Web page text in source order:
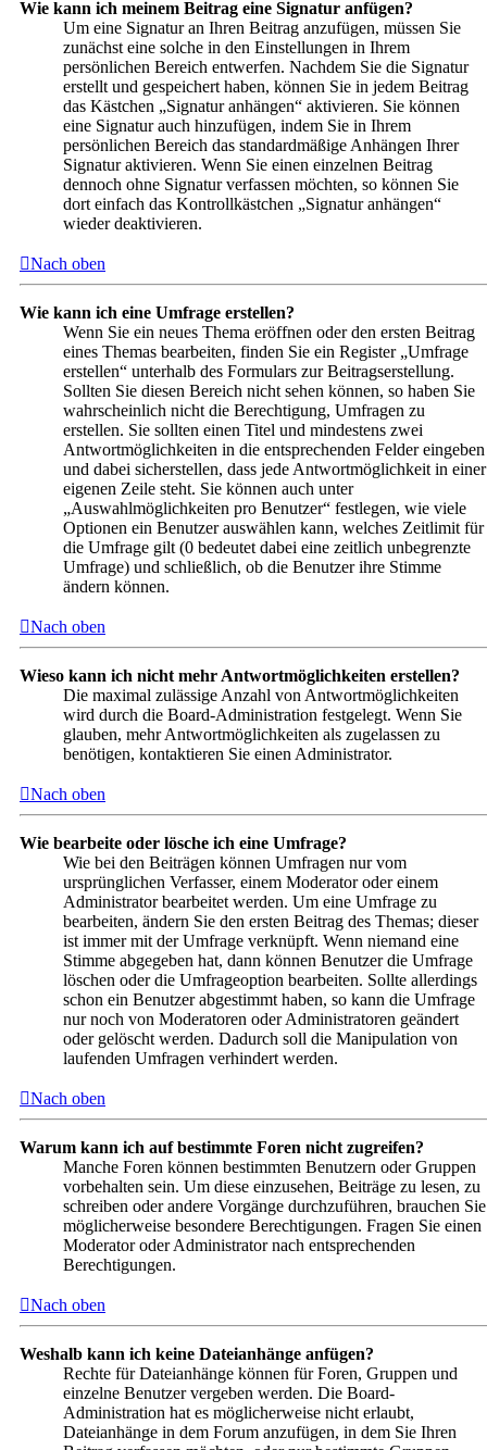
Wie kann ich meinem Beitrag eine Signatur anfügen?
Um eine Signatur an Ihren Beitrag anzufügen, müssen Sie
zunächst eine solche in den Einstellungen in Ihrem
persönlichen Bereich entwerfen. Nachdem Sie die Signatur
erstellt und gespeichert haben, können Sie in jedem Beitrag
das Kästchen „Signatur anhängen“ aktivieren. Sie können
eine Signatur auch hinzufügen, indem Sie in Ihrem
persönlichen Bereich das standardmäßige Anhängen Ihrer
Signatur aktivieren. Wenn Sie einen einzelnen Beitrag
dennoch ohne Signatur verfassen möchten, so können Sie
dort einfach das Kontrollkästchen „Signatur anhängen“
wieder deaktivieren.
Nach oben
Wie kann ich eine Umfrage erstellen?
Wenn Sie ein neues Thema eröffnen oder den ersten Beitrag
eines Themas bearbeiten, finden Sie ein Register „Umfrage
erstellen“ unterhalb des Formulars zur Beitragserstellung.
Sollten Sie diesen Bereich nicht sehen können, so haben Sie
wahrscheinlich nicht die Berechtigung, Umfragen zu
erstellen. Sie sollten einen Titel und mindestens zwei
Antwortmöglichkeiten in die entsprechenden Felder eingeben
und dabei sicherstellen, dass jede Antwortmöglichkeit in einer
eigenen Zeile steht. Sie können auch unter
„Auswahlmöglichkeiten pro Benutzer“ festlegen, wie viele
Optionen ein Benutzer auswählen kann, welches Zeitlimit für
die Umfrage gilt (0 bedeutet dabei eine zeitlich unbegrenzte
Umfrage) und schließlich, ob die Benutzer ihre Stimme
ändern können.
Nach oben
Wieso kann ich nicht mehr Antwortmöglichkeiten erstellen?
Die maximal zulässige Anzahl von Antwortmöglichkeiten
wird durch die Board-Administration festgelegt. Wenn Sie
glauben, mehr Antwortmöglichkeiten als zugelassen zu
benötigen, kontaktieren Sie einen Administrator.
Nach oben
Wie bearbeite oder lösche ich eine Umfrage?
Wie bei den Beiträgen können Umfragen nur vom
ursprünglichen Verfasser, einem Moderator oder einem
Administrator bearbeitet werden. Um eine Umfrage zu
bearbeiten, ändern Sie den ersten Beitrag des Themas; dieser
ist immer mit der Umfrage verknüpft. Wenn niemand eine
Stimme abgegeben hat, dann können Benutzer die Umfrage
löschen oder die Umfrageoption bearbeiten. Sollte allerdings
schon ein Benutzer abgestimmt haben, so kann die Umfrage
nur noch von Moderatoren oder Administratoren geändert
oder gelöscht werden. Dadurch soll die Manipulation von
laufenden Umfragen verhindert werden.
Nach oben
Warum kann ich auf bestimmte Foren nicht zugreifen?
Manche Foren können bestimmten Benutzern oder Gruppen
vorbehalten sein. Um diese einzusehen, Beiträge zu lesen, zu
schreiben oder andere Vorgänge durchzuführen, brauchen Sie
möglicherweise besondere Berechtigungen. Fragen Sie einen
Moderator oder Administrator nach entsprechenden
Berechtigungen.
Nach oben
Weshalb kann ich keine Dateianhänge anfügen?
Rechte für Dateianhänge können für Foren, Gruppen und
einzelne Benutzer vergeben werden. Die Board-
Administration hat es möglicherweise nicht erlaubt,
Dateianhänge in dem Forum anzufügen, in dem Sie Ihren